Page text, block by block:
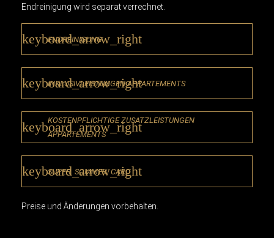
Endreinigung wird separat verrechnet.
keyboard_arrow_right
ENDREINIGUNG
keyboard_arrow_right
INKLUSIVLEISTUNGEN APPARTEMENTS
keyboard_arrow_right
KOSTENPFLICHTIGE ZUSATZLEISTUNGEN
APPARTEMENTS
keyboard_arrow_right
SUPER. SOMMER. CARD.
Preise und Änderungen vorbehalten.